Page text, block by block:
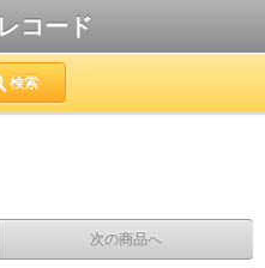
コード
検索
次の商品へ